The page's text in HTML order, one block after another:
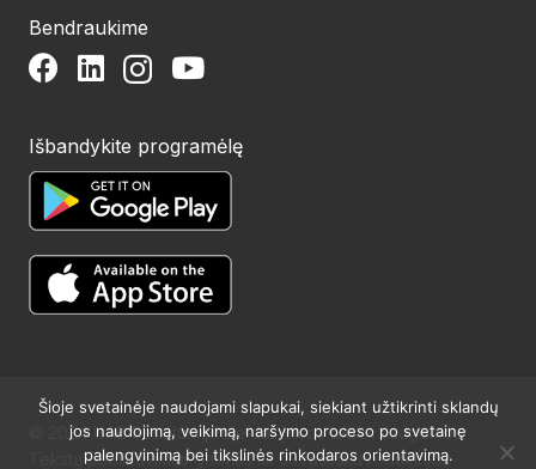
Bendraukime
Išbandykite programėlę
© 2024 UAB Structum projektai. Visos teisės saugomos.
Tekstų publikavimas galimas tik su raštišku redakcijos
Šioje svetainėje naudojami slapukai, siekiant užtikrinti sklandų
jos naudojimą, veikimą, naršymo proceso po svetainę
palengvinimą bei tikslinės rinkodaros orientavimą.